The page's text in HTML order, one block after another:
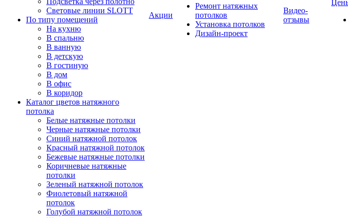
Световые линии SLOTT
По типу помещений
На кухню
В спальню
В ванную
В детскую
В гостиную
В дом
В офис
В коридор
Каталог цветов натяжного
потолка
Белые натяжные потолки
Черные натяжные потолки
Синий натяжной потолок
Красный натяжной потолок
Бежевые натяжные потолки
Коричневые натяжные
потолки
Зеленый натяжной потолок
Фиолетовый натяжной
потолок
Голубой натяжной потолок
Акции
Ремонт натяжных
потолков
Установка потолков
Дизайн-проект
Видео-
отзывы